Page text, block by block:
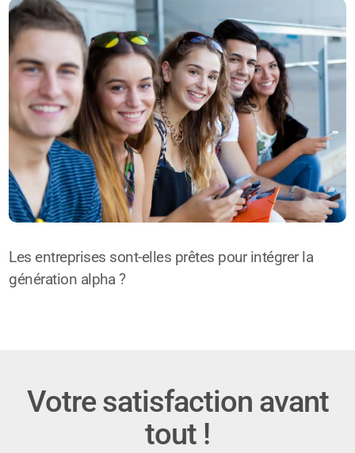
Les entreprises sont-elles prêtes pour intégrer la
génération alpha ?
Votre satisfaction avant
tout !